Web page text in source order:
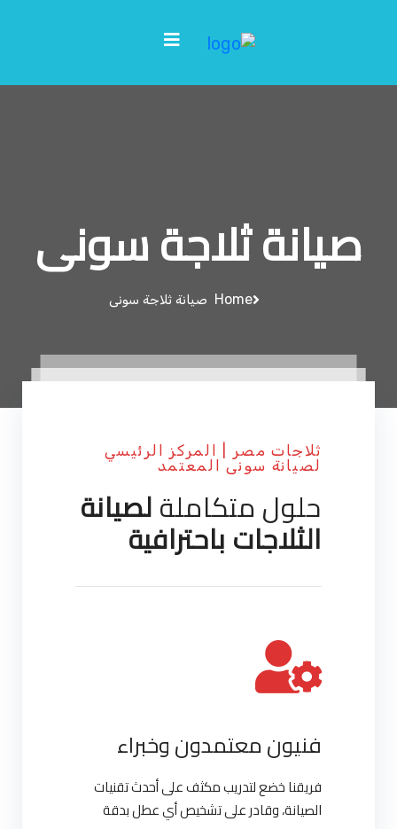
صيانة ثلاجة سونى
Home صيانة ثلاجة سونى
ثلاجات مصر | المركز الرئيسي
لصيانة سونى المعتمد
حلول متكاملةلصيانة
الثلاجات باحترافية
فنيون معتمدون وخبراء
فريقنا خضع لتدريب مكثف على أحدث تقنيات
الصيانة، وقادر على تشخيص أي عطل بدقة